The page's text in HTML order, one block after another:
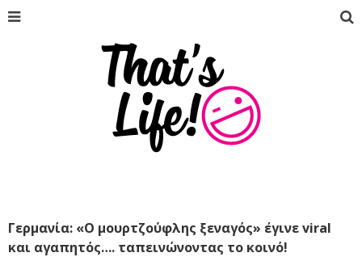
Γερμανία: «Ο μουρτζούφλης ξεναγός» έγινε viral
και αγαπητός…. ταπεινώνοντας το κοινό!